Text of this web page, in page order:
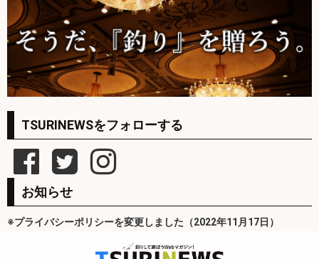
TSURINEWSをフォローする
お知らせ
※プライバシーポリシーを変更しました（2022年11月17日）